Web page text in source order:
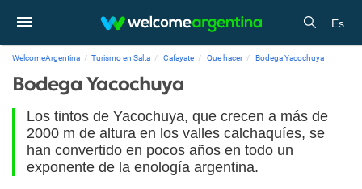
Es
WelcomeArgentina Turismo en Salta Cafayate Que hacer Bodega Yacochuya
Bodega Yacochuya
Los tintos de Yacochuya, que crecen a más de
2000 m de altura en los valles calchaquíes, se
han convertido en pocos años en todo un
exponente de la enología argentina.